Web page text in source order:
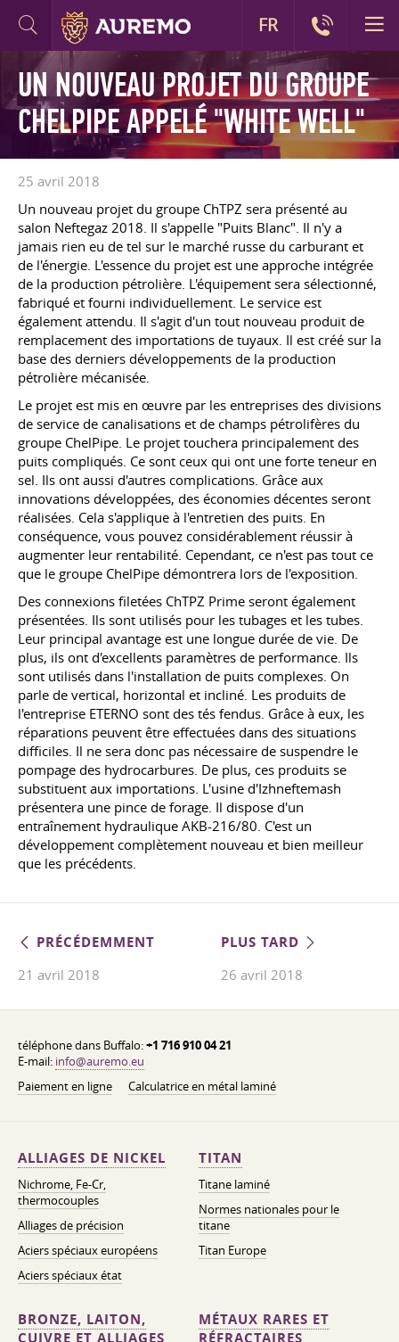
UN NOUVEAU PROJET DU GROUPE
CHELPIPE APPELÉ "WHITE WELL"
25 avril 2018
Un nouveau projet du groupe ChTPZ sera présenté au
salon Neftegaz 2018. Il s'appelle "Puits Blanc". Il n'y a
jamais rien eu de tel sur le marché russe du carburant et
de l'énergie. L'essence du projet est une approche intégrée
de la production pétrolière. L'équipement sera sélectionné,
fabriqué et fourni individuellement. Le service est
également attendu. Il s'agit d'un tout nouveau produit de
remplacement des importations de tuyaux. Il est créé sur la
base des derniers développements de la production
pétrolière mécanisée.
Le projet est mis en œuvre par les entreprises des divisions
de service de canalisations et de champs pétrolifères du
groupe ChelPipe. Le projet touchera principalement des
puits compliqués. Ce sont ceux qui ont une forte teneur en
sel. Ils ont aussi d'autres complications. Grâce aux
innovations développées, des économies décentes seront
réalisées. Cela s'applique à l'entretien des puits. En
conséquence, vous pouvez considérablement réussir à
augmenter leur rentabilité. Cependant, ce n'est pas tout ce
que le groupe ChelPipe démontrera lors de l'exposition.
Des connexions filetées ChTPZ Prime seront également
présentées. Ils sont utilisés pour les tubages et les tubes.
Leur principal avantage est une longue durée de vie. De
plus, ils ont d'excellents paramètres de performance. Ils
sont utilisés dans l'installation de puits complexes. On
parle de vertical, horizontal et incliné. Les produits de
l'entreprise ETERNO sont des tés fendus. Grâce à eux, les
réparations peuvent être effectuées dans des situations
difficiles. Il ne sera donc pas nécessaire de suspendre le
pompage des hydrocarbures. De plus, ces produits se
substituent aux importations. L'usine d'Izhneftemash
présentera une pince de forage. Il dispose d'un
entraînement hydraulique AKB-216/80. C'est un
développement complètement nouveau et bien meilleur
que les précédents.
PRÉCÉDEMMENT
21 avril 2018
PLUS TARD
26 avril 2018
téléphone dans Buffalo:+1 716 910 04 21
E-mail: info@auremo.eu
Paiement en ligne
Calculatrice en métal laminé
ALLIAGES DE NICKEL
Nichrome, Fe-Cr,
thermocouples
Alliages de précision
Aciers spéciaux européens
Aciers spéciaux état
TITAN
Titane laminé
Normes nationales pour le
titane
Titan Europe
BRONZE, LAITON,
CUIVRE ET ALLIAGES
MÉTAUX RARES ET
RÉFRACTAIRES
FR